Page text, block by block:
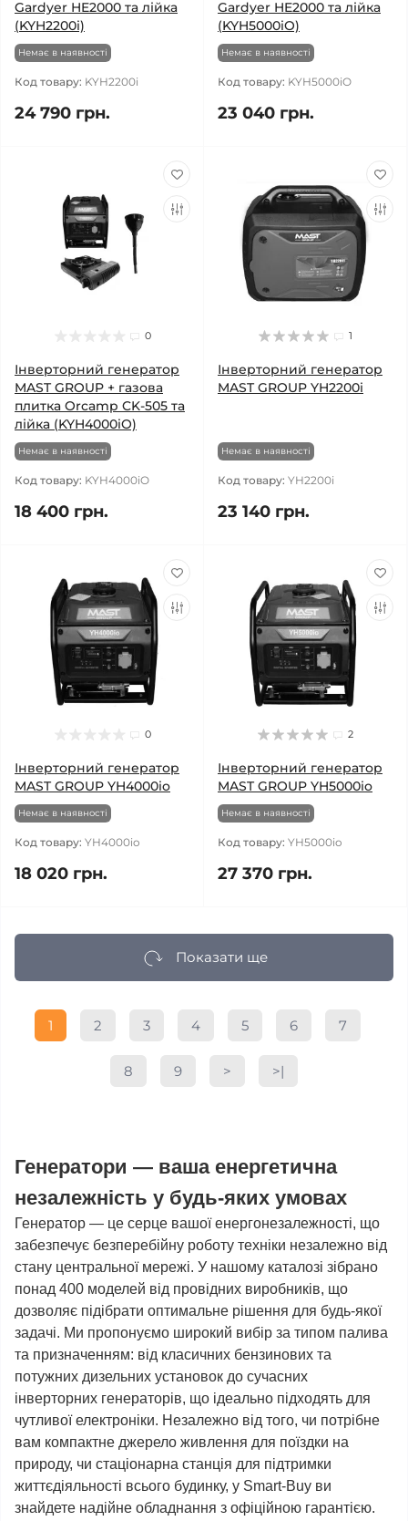
Gardyer HE2000 та лійка
(KYH2200i)
Немає в наявності
Код товару: KYH2200i
24 790 грн.
Gardyer HE2000 та лійка
(KYH5000iO)
Немає в наявності
Код товару: KYH5000iO
23 040 грн.
0
Інверторний генератор
MAST GROUP + газова
плитка Orcamp CK-505 та
лійка (KYH4000iO)
Немає в наявності
Код товару: KYH4000iO
18 400 грн.
1
Інверторний генератор
MAST GROUP YH2200i
Немає в наявності
Код товару: YH2200i
23 140 грн.
0
Інверторний генератор
MAST GROUP YH4000io
Немає в наявності
Код товару: YH4000io
18 020 грн.
2
Інверторний генератор
MAST GROUP YH5000io
Немає в наявності
Код товару: YH5000io
27 370 грн.
Показати ще
1 2 3 4 5 6 7
8 9 > >|
Генератори — ваша енергетична
незалежність у будь-яких умовах
Генератор — це серце вашої енергонезалежності, що
забезпечує безперебійну роботу техніки незалежно від
стану центральної мережі. У нашому каталозі зібрано
понад 400 моделей від провідних виробників, що
дозволяє підібрати оптимальне рішення для будь-якої
задачі. Ми пропонуємо широкий вибір за типом палива
та призначенням: від класичних бензинових та
потужних дизельних установок до сучасних
інверторних генераторів, що ідеально підходять для
чутливої електроніки. Незалежно від того, чи потрібне
вам компактне джерело живлення для поїздки на
природу, чи стаціонарна станція для підтримки
життєдіяльності всього будинку, у Smart-Buy ви
знайдете надійне обладнання з офіційною гарантією.